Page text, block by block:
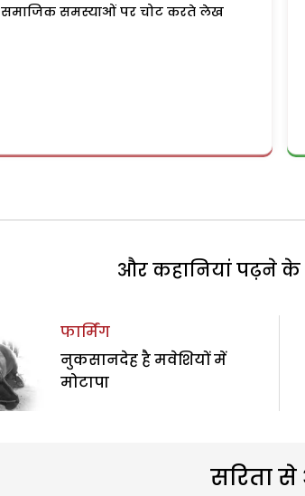
समाजिक समस्याओं पर चोट करते लेख
और कहानियां पढ़ने
फार्मिंग
नुकसानदेह है मवेशियों में
मोटापा
सरिता